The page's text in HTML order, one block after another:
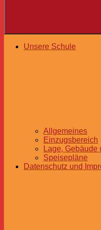
Unsere Schule
Allgemeines
Einzugsbereich
Lage, Gebäude
Speisepläne
Datenschutz und